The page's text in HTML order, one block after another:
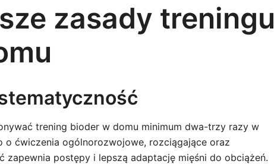
zasady treningu
trening bioder w domu minimum dwa-trzy razy w
o ćwiczenia ogólnorozwojowe, rozciągające oraz
zapewnia postępy i lepszą adaptację mięśni do obciążeń.